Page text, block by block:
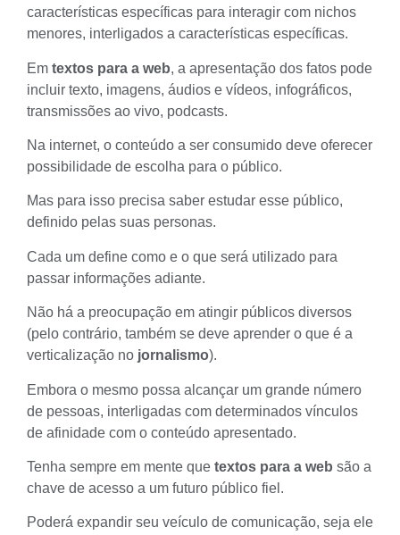
características específicas para interagir com nichos
menores, interligados a características específicas.
Em textos para a web, a apresentação dos fatos pode
incluir texto, imagens, áudios e vídeos, infográficos,
transmissões ao vivo, podcasts.
Na internet, o conteúdo a ser consumido deve oferecer
possibilidade de escolha para o público.
Mas para isso precisa saber estudar esse público,
definido pelas suas personas.
Cada um define como e o que será utilizado para
passar informações adiante.
Não há a preocupação em atingir públicos diversos
(pelo contrário, também se deve aprender o que é a
verticalização no jornalismo).
Embora o mesmo possa alcançar um grande número
de pessoas, interligadas com determinados vínculos
de afinidade com o conteúdo apresentado.
Tenha sempre em mente que textos para a web são a
chave de acesso a um futuro público fiel.
Poderá expandir seu veículo de comunicação, seja ele